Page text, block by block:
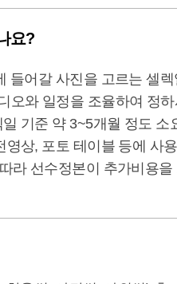
요?
들어갈 사진을 고르는 셀
오와 일정을 조율하여 정
기준 약 3~5개월 정도
상, 포토 테이블 등에 사
라 선수정본이 추가비용